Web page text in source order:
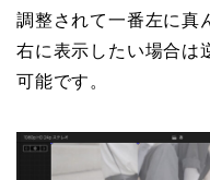
調整されて一番左に真
右に表示したい場合は
可能です。